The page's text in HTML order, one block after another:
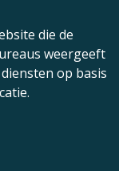
die de
weergeeft
op basis